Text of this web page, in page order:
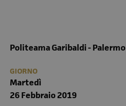
Politeama Garibaldi - Palermo
GIORNO
Martedì
26 Febbraio 2019